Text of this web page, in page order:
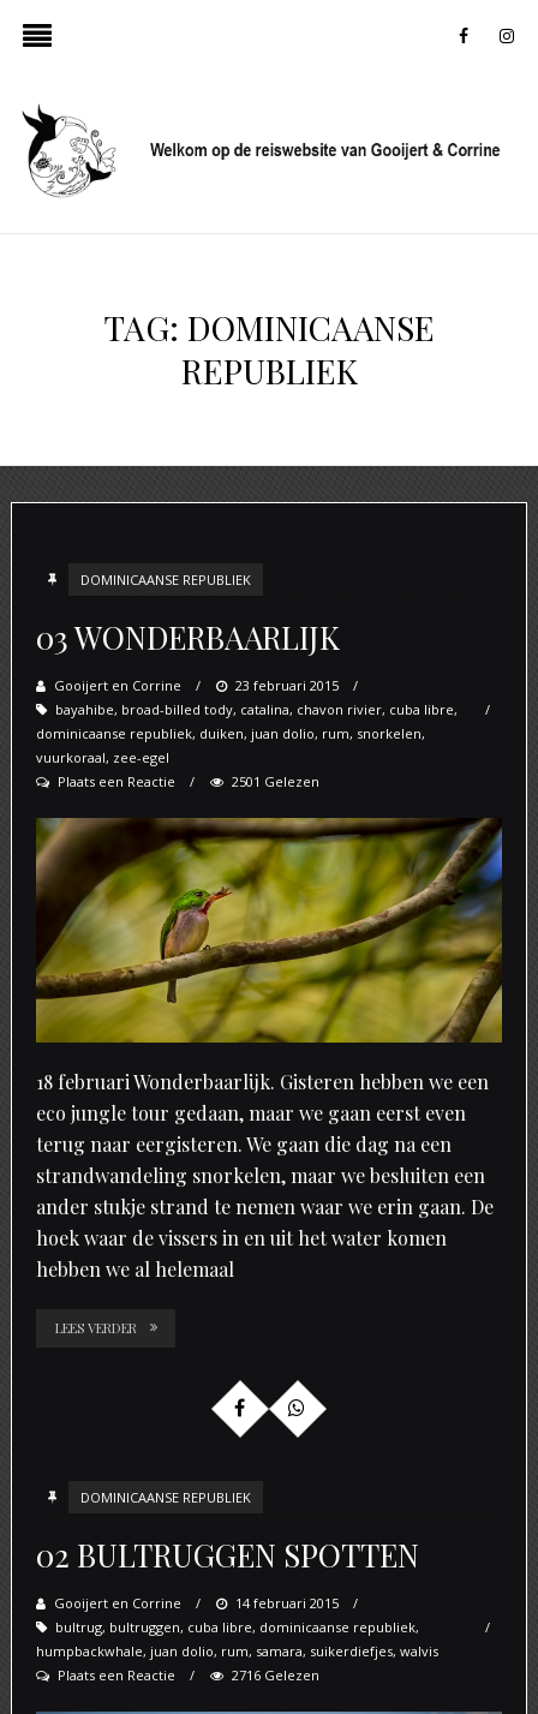
TAG: DOMINICAANSE
REPUBLIEK
DOMINICAANSE REPUBLIEK
03 WONDERBAARLIJK
Gooijert en Corrine
Posted
on
23 februari 2015
bayahibe, broad-billed tody, catalina, chavon rivier, cuba libre,
dominicaanse republiek, duiken, juan dolio, rum, snorkelen,
vuurkoraal, zee-egel
Plaats een Reactie
2501 Gelezen
18 februari Wonderbaarlijk. Gisteren hebben we een
eco jungle tour gedaan, maar we gaan eerst even
terug naar eergisteren. We gaan die dag na een
strandwandeling snorkelen, maar we besluiten een
ander stukje strand te nemen waar we erin gaan. De
hoek waar de vissers in en uit het water komen
hebben we al helemaal
LEES VERDER
DOMINICAANSE REPUBLIEK
02 BULTRUGGEN SPOTTEN
Gooijert en Corrine
Posted
on
14 februari 2015
bultrug, bultruggen, cuba libre, dominicaanse republiek,
humpbackwhale, juan dolio, rum, samara, suikerdiefjes, walvis
Plaats een Reactie
2716 Gelezen